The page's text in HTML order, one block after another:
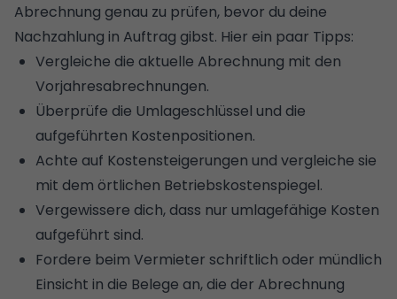
Abrechnung genau zu prüfen, bevor du deine
Nachzahlung in Auftrag gibst. Hier ein paar Tipps:
Vergleiche die aktuelle Abrechnung mit den
Vorjahresabrechnungen.
Überprüfe die Umlageschlüssel und die
aufgeführten Kostenpositionen.
Achte auf Kostensteigerungen und vergleiche sie
mit dem örtlichen Betriebskostenspiegel.
Vergewissere dich, dass nur umlagefähige Kosten
aufgeführt sind.
Fordere beim Vermieter schriftlich oder mündlich
Einsicht in die Belege an, die der Abrechnung